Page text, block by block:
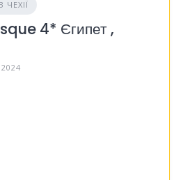
4* Єгипет ,